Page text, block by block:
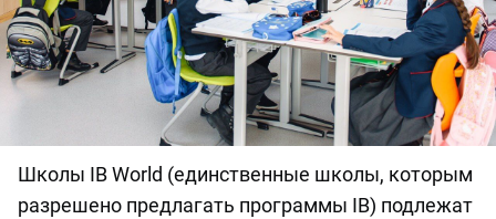
Школы IB World (единственные школы, которым
разрешено предлагать программы IB) подлежат